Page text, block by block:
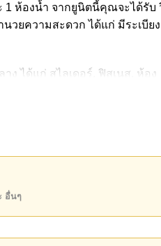
1 ห้องน้ำ จากยูนิตนี้คุณจะได้รับ
วยความสะดวก ได้แก่ มีระเบียง
ง ได้แก่ สไลเดอร์, ฟิสเนส, ห้อง
ไปชายหาดได้ง่าย, ไกล้เคียงรถ
ำหรับสัญญาเช่า 1 ปี และต้องวาง
อื่นๆ